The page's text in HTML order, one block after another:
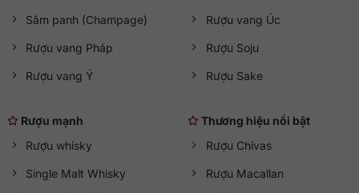
Sâm panh (Champage)
Rượu vang Pháp
Rượu vang Ý
Rượu vang Úc
Rượu Soju
Rượu Sake
Rượu mạnh
Rượu whisky
Single Malt Whisky
Thương hiệu nổi bật
Rượu Chivas
Rượu Macallan